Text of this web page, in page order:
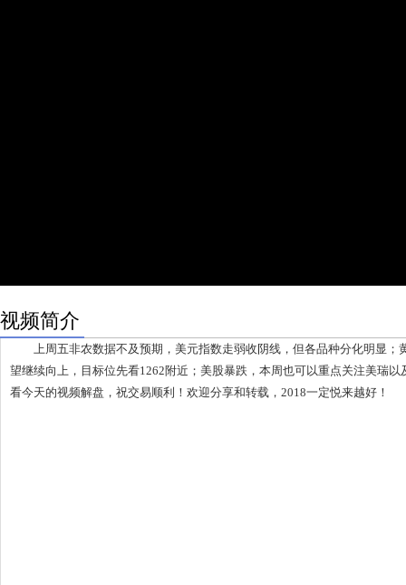
视频简介
上周五非农数据不及预期，美元指数走弱收阴线，但各品种分化明显；
望继续向上，目标位先看1262附近；美股暴跌，本周也可以重点关注美瑞
看今天的视频解盘，祝交易顺利！欢迎分享和转载，2018一定悦来越好！